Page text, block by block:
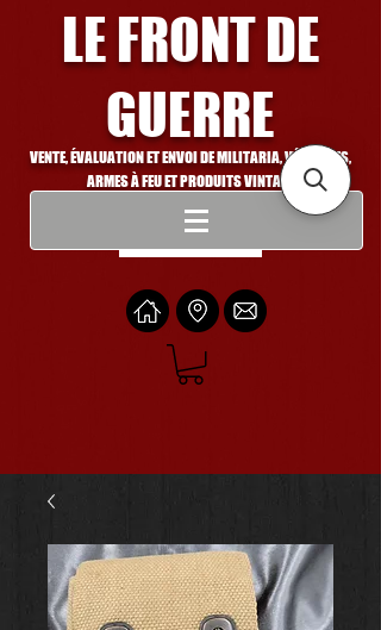
LE FRONT DE
GUERRE
VENTE, ÉVALUATION ET ENVOI DE MILITARIA, VÉHICULES,
ARMES À FEU ET PRODUITS VINTAGE
Se connecter